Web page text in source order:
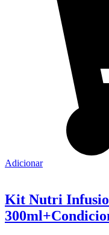
Adicionar
Kit Nutri